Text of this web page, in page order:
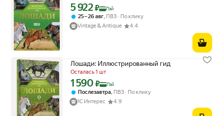
Цена с картой Яндекс Пэй 5922 ₽ вместо
5 922₽ Пэй
25 – 26 авг, ПВЗ
По клику
Vintage & Antique
4.4
Лошади: Иллюстрированный гид
Осталась 1 шт
Цена с картой Яндекс Пэй 1590 ₽ вместо
1 590 ₽ Пэй
Послезавтра ПВЗ
По клику
1С Интерес
4.9